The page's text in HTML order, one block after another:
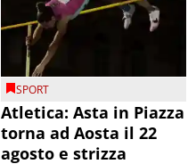
SPORT
Atletica: Asta in Piazza
torna ad Aosta il 22
agosto e strizza